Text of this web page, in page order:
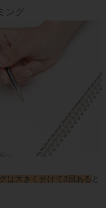
ング
は大きく分けて3回ある と